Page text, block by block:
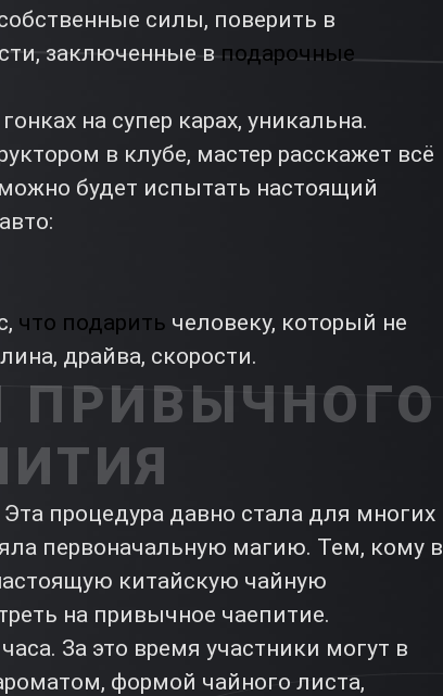
силы, поверить в
заключенные в подарочные
на супер карах, уникальна.
в клубе, мастер расскажет всё
будет испытать настоящий
что подарить человеку, который не
драйва, скорости.
ПРИВЫЧНОГО
процедура давно стала для многих
первоначальную магию. Тем, кому в
китайскую чайную
на привычное чаепитие.
За это время участники могут в
формой чайного листа,